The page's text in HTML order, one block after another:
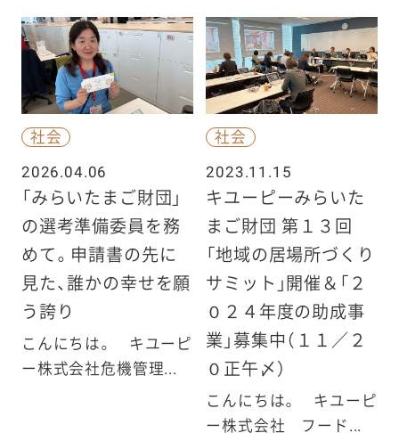
社会
2026.04.06
「みらいたまご財団」
の選考準備委員を務
めて。申請書の先に
見た、誰かの幸せを願
う誇り
こんにちは。 キユーピ
ー株式会社危機管理...
社会
2023.11.15
キユーピーみらいた
まご財団 第１３回
「地域の居場所づくり
サミット」開催＆「２
０２４年度の助成事
業」募集中（１１／２
０正午〆）
こんにちは。 キユーピ
ー株式会社 フード...